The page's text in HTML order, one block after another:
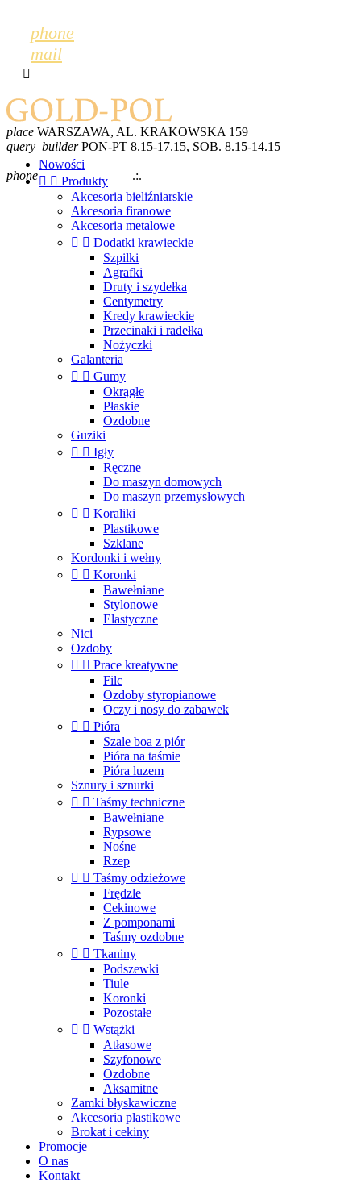
phone
mail

place WARSZAWA, AL. KRAKOWSKA 159
query_builderPON-PT 8.15-17.15, SOB. 8.15-14.15
mailGOLDPOL@GOLDPOL.PL
phone +48 600 243 702 .:.
Nowości
  Produkty
Akcesoria bieliźniarskie
Akcesoria firanowe
Akcesoria metalowe
  Dodatki krawieckie
Szpilki
Agrafki
Druty i szydełka
Centymetry
Kredy krawieckie
Przecinaki i radełka
Nożyczki
Galanteria
  Gumy
Okrągłe
Płaskie
Ozdobne
Guziki
  Igły
Ręczne
Do maszyn domowych
Do maszyn przemysłowych
  Koraliki
Plastikowe
Szklane
Kordonki i wełny
  Koronki
Bawełniane
Stylonowe
Elastyczne
Nici
Ozdoby
  Prace kreatywne
Filc
Ozdoby styropianowe
Oczy i nosy do zabawek
  Pióra
Szale boa z piór
Pióra na taśmie
Pióra luzem
Sznury i sznurki
  Taśmy techniczne
Bawełniane
Rypsowe
Nośne
Rzep
  Taśmy odzieżowe
Frędzle
Cekinowe
Z pomponami
Taśmy ozdobne
  Tkaniny
Podszewki
Tiule
Koronki
Pozostałe
  Wstążki
Atłasowe
Szyfonowe
Ozdobne
Aksamitne
Zamki błyskawiczne
Akcesoria plastikowe
Brokat i cekiny
Promocje
O nas
Kontakt